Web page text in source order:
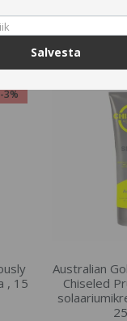
-3%
, 15
Australian
Chiseled
Salvesta